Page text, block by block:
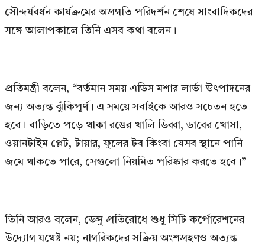
সৌন্দর্যবর্ধন কার্যক্রমের অগ্রগতি পরিদর্শন শেষে সাংবাদিকদের
সঙ্গে আলাপকালে তিনি এসব কথা বলেন।
প্রতিমন্ত্রী বলেন, “বর্তমান সময় এডিস মশার লার্ভা উৎপাদনের
জন্য অত্যন্ত ঝুঁকিপূর্ণ। এ সময়ে সবাইকে আরও সচেতন হতে
হবে। বাড়িতে পড়ে থাকা রঙের খালি ডিব্বা, ডাবের খোসা,
ওয়ানটাইম প্লেট, টায়ার, ফুলের টব কিংবা যেসব স্থানে পানি
জমে থাকতে পারে, সেগুলো নিয়মিত পরিষ্কার করতে হবে।”
তিনি আরও বলেন, ডেঙ্গু প্রতিরোধে শুধু সিটি কর্পোরেশনের
উদ্যোগ যথেষ্ট নয়; নাগরিকদের সক্রিয় অংশগ্রহণও অত্যন্ত